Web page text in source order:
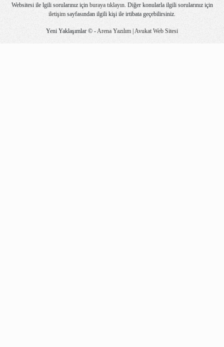
Websitesi ile lgili sorularınız için buraya tıklayın. Diğer konularla ilgili sorularınız için
iletişim sayfasından ilgili kişi ile irtibata geçebilirsiniz.
Yeni Yaklaşımlar © -Arena Yazılım | Avukat Web Sitesi